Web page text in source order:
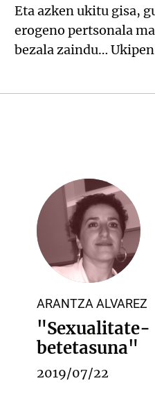
Eta azken ukitu gisa,
erogeno pertsonala
bezala zaindu…
ARANTZA ALVAREZ
"Sexualitate-
betetasuna"
2019/07/22